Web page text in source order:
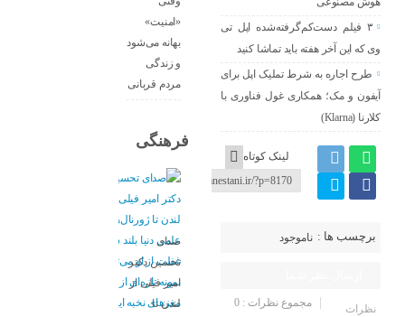
۳ فیلم دست‌کم‌گرفته‌شده اپل تی
وی که این آخر هفته باید تماشا کنید
طرح اجاره به شرط تملیک اپل برای
آیفون و مک؛ همکاری غول فناوری با
کلارنا (Klarna)
لینک کوتاه
برچسب ها : ناموجود
مجموع نظرات : 0
نظرات
«امنیت»
بهانه می‌شود
و زندگی
مردم قربانی
فرهنگی
صدای
تحسین دکتر
امیر فیلی از
لندن تا